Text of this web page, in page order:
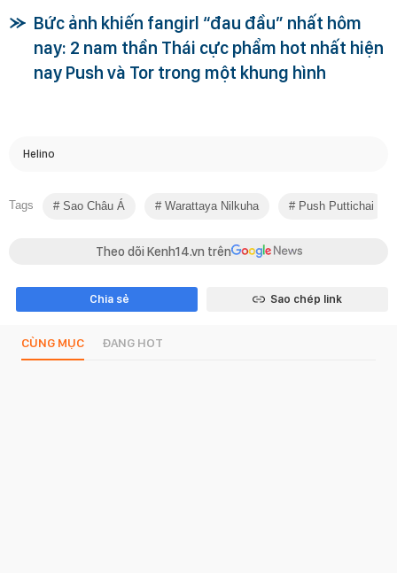
Bức ảnh khiến fangirl “đau đầu” nhất hôm
nay: 2 nam thần Thái cực phẩm hot nhất hiện
nay Push và Tor trong một khung hình
Helino
Tags Sao Châu Á Warattaya Nilkuha Push Puttichai
Theo dõi Kenh14.vn trên
Chia sẻ Sao chép link
CÙNG MỤC ĐANG HOT